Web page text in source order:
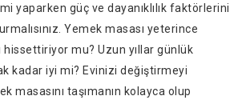
yaparken güç ve dayanıklılık faktörlerini
Yemek masası yeterince
hissettiriyor mu? Uzun yıllar günlük
kadar iyi mi? Evinizi değiştirmeyi
masasını taşımanın kolayca olup